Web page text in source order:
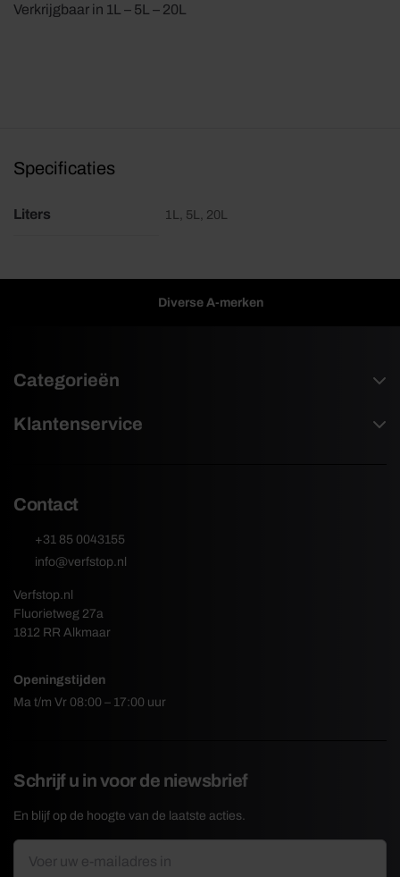
Verkrijgbaar in 1L – 5L – 20L
Specificaties
Liters 1L, 5L, 20L
Diverse A-merken
Categorieën
Klantenservice
Contact
+31 85 0043155
info@verfstop.nl
Verfstop.nl
Fluorietweg 27a
1812 RR Alkmaar
Openingstijden
Ma t/m Vr 08:00 – 17:00 uur
Schrijf u in voor de niewsbrief
En blijf op de hoogte van de laatste acties.
mailadres
*